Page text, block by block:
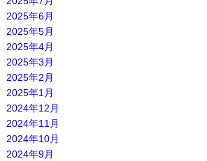
2025年6月
2025年5月
2025年4月
2025年3月
2025年2月
2025年1月
2024年12月
2024年11月
2024年10月
2024年9月